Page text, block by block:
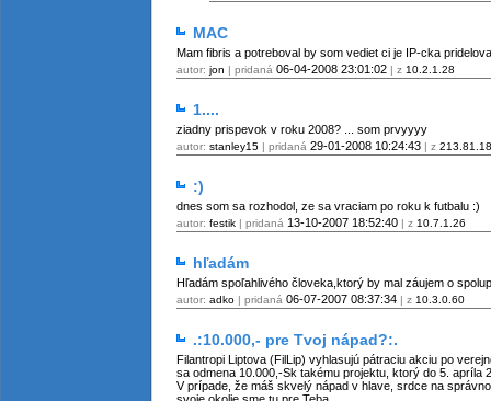
MAC
Mam fibris a potreboval by som vediet ci je IP-cka
autor: jon | pridaná 06-04-2008 23:01:02 | z 10.2.1.28
1....
ziadny prispevok v roku 2008? ... som prvyyyy
autor: stanley15 | pridaná 29-01-2008 10:24:43 | z
:)
dnes som sa rozhodol, ze sa vraciam po roku k futbalu :)
autor: festik | pridaná 13-10-2007 18:52:40 | z 10.7.1.26
hľadám
Hľadám spoľahlivého človeka,ktorý by mal záujem o
autor: adko | pridaná 06-07-2007 08:37:34 | z 10.3.0.60
.:10.000,- pre Tvoj nápad?:.
Filantropi Liptova (FilLip) vyhlasujú pátraciu akciu po
sa odmena 10.000,-Sk takému projektu, ktorý do 5.
V prípade, že máš skvelý nápad v hlave, srdce na